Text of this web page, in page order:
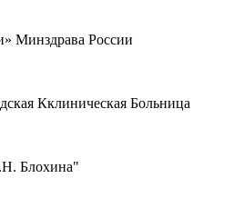
Минздрава России
Кклиническая Больница
Блохина"